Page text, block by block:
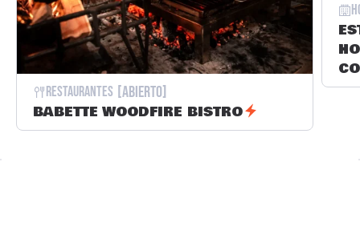
Restaurantes [Abierto]
BABETTE WOODFIRE BISTRO